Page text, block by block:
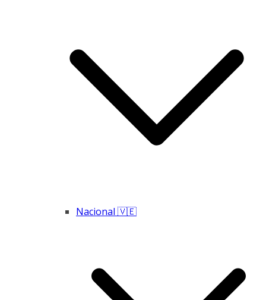
Nacional 🇻🇪